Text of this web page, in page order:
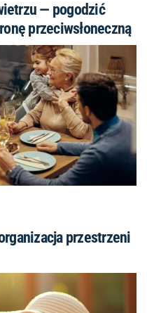
— pogodzić
przeciwsłoneczną
przestrzeni